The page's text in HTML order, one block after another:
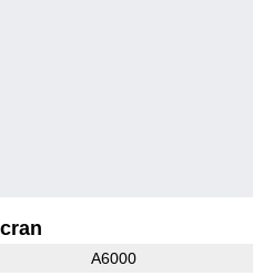
A6000